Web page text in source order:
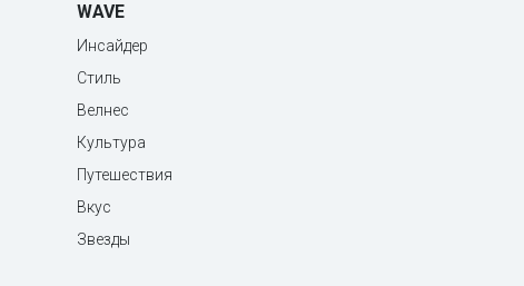
WAVE
Инсайдер
Стиль
Велнес
Культура
Путешествия
Вкус
Звезды